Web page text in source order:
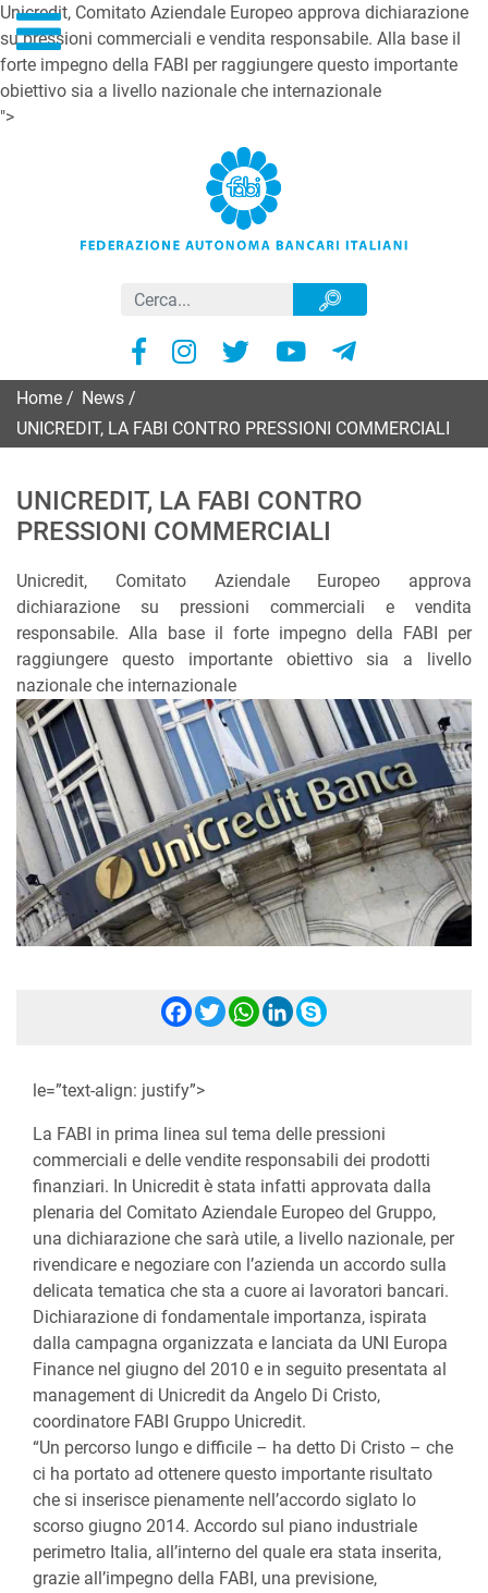
Unicredit, Comitato Aziendale Europeo approva dichiarazione
su pressioni commerciali e vendita responsabile. Alla base il
forte impegno della FABI per raggiungere questo importante
obiettivo sia a livello nazionale che internazionale
">
Home News
UNICREDIT, LA FABI CONTRO PRESSIONI COMMERCIALI
UNICREDIT, LA FABI CONTRO
PRESSIONI COMMERCIALI
Unicredit, Comitato Aziendale Europeo approva
dichiarazione su pressioni commerciali e vendita
responsabile. Alla base il forte impegno della FABI per
raggiungere questo importante obiettivo sia a livello
nazionale che internazionale
Facebook
Twitter
WhatsApp
LinkedIn
Skype
le=”text-align: justify”>
La FABI in prima linea sul tema delle pressioni
commerciali e delle vendite responsabili dei prodotti
finanziari. In Unicredit è stata infatti approvata dalla
plenaria del Comitato Aziendale Europeo del Gruppo,
una dichiarazione che sarà utile, a livello nazionale, per
rivendicare e negoziare con l’azienda un accordo sulla
delicata tematica che sta a cuore ai lavoratori bancari.
Dichiarazione di fondamentale importanza, ispirata
dalla campagna organizzata e lanciata da UNI Europa
Finance nel giugno del 2010 e in seguito presentata al
management di Unicredit da Angelo Di Cristo,
coordinatore FABI Gruppo Unicredit.
“Un percorso lungo e difficile – ha detto Di Cristo – che
ci ha portato ad ottenere questo importante risultato
che si inserisce pienamente nell’accordo siglato lo
scorso giugno 2014. Accordo sul piano industriale
perimetro Italia, all’interno del quale era stata inserita,
grazie all’impegno della FABI, una previsione,